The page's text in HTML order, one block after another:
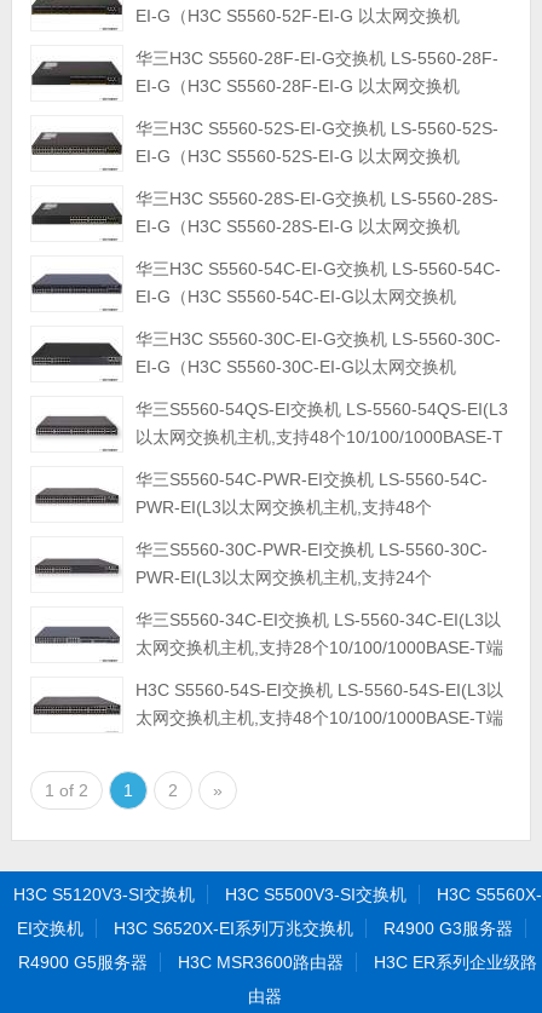
EI-G（H3C S5560-52F-EI-G 以太网交换机
华三H3C S5560-28F-EI-G交换机 LS-5560-28F-
EI-G（H3C S5560-28F-EI-G 以太网交换机
华三H3C S5560-52S-EI-G交换机 LS-5560-52S-
EI-G（H3C S5560-52S-EI-G 以太网交换机
华三H3C S5560-28S-EI-G交换机 LS-5560-28S-
EI-G（H3C S5560-28S-EI-G 以太网交换机
华三H3C S5560-54C-EI-G交换机 LS-5560-54C-
EI-G（H3C S5560-54C-EI-G以太网交换机
华三H3C S5560-30C-EI-G交换机 LS-5560-30C-
EI-G（H3C S5560-30C-EI-G以太网交换机
华三S5560-54QS-EI交换机 LS-5560-54QS-EI(L3
以太网交换机主机,支持48个10/100/1000BASE-T
QSFP+端口)
华三S5560-54C-PWR-EI交换机 LS-5560-54C-
PWR-EI(L3以太网交换机主机,支持48个
X SFP+端口,支持1个Slot,支持PoE)
华三S5560-30C-PWR-EI交换机 LS-5560-30C-
PWR-EI(L3以太网交换机主机,支持24个
X SFP+端口,支持1个Slot,支持PoE)
华三S5560-34C-EI交换机 LS-5560-34C-EI(L3以
太网交换机主机,支持28个10/100/1000BASE-T端
BASE-X SFP+端口,支持1个Slot)
H3C S5560-54S-EI交换机 LS-5560-54S-EI(L3以
太网交换机主机,支持48个10/100/1000BASE-T端
40G QSFP+端口)
1 of 2
1 2 »
H3C S5120V3-SI交换机 H3C S5500V3-SI交换机
H3C S5560X-
EI交换机
H3C S6520X-EI系列万兆交换机
R4900 G3服务器
R4900 G5服务器
H3C MSR3600路由器
H3C ER系列企业级路
由器